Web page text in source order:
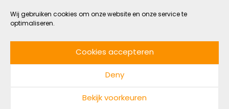
Wij gebruiken cookies om onze website en onze service te
optimaliseren.
Cookies accepteren
Deny
Bekijk voorkeuren
InstagramLinkedin